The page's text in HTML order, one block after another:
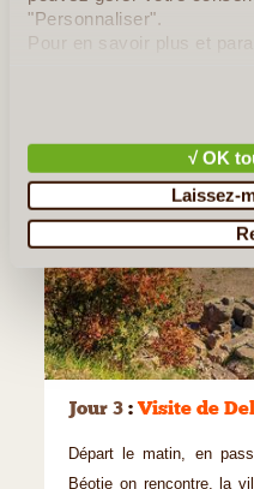
"Personnaliser".
Pour en savoir plus et
√ OK
Laissez-
Jour 3 : Visite de
Départ le matin, en
Béotie on rencontre, la